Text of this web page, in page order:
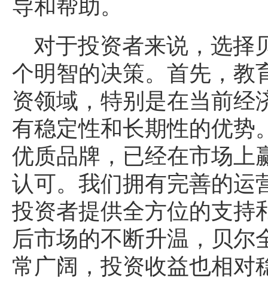
导和帮助。
对于投资者来说，选择
个明智的决策。首先，教
资领域，特别是在当前经
有稳定性和长期性的优势
优质品牌，已经在市场上
认可。我们拥有完善的运
投资者提供全方位的支持
后市场的不断升温，贝尔
常广阔，投资收益也相对